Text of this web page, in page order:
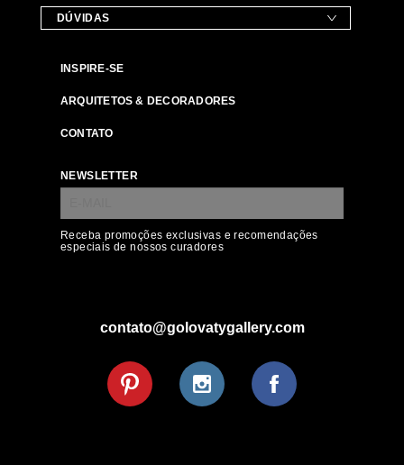
DÚVIDAS
INSPIRE-SE
ARQUITETOS & DECORADORES
CONTATO
NEWSLETTER
Receba promoções exclusivas e recomendações
especiais de nossos curadores
contato@golovatygallery.com